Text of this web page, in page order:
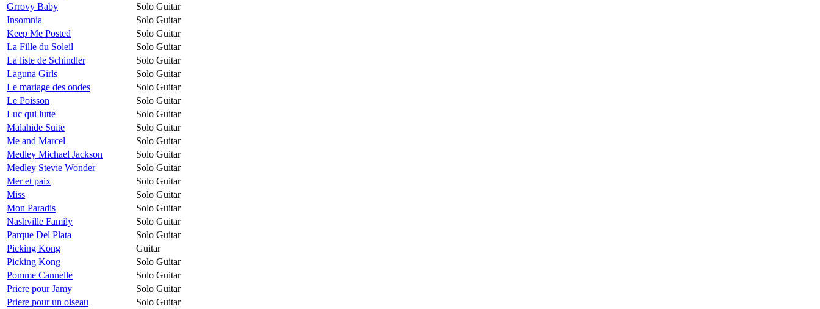
Grrovy Baby
Solo Guitar
Insomnia
Solo Guitar
Keep Me Posted
Solo Guitar
La Fille du Soleil
Solo Guitar
La liste de Schindler
Solo Guitar
Laguna Girls
Solo Guitar
Le mariage des ondes
Solo Guitar
Le Poisson
Solo Guitar
Luc qui lutte
Solo Guitar
Malahide Suite
Solo Guitar
Me and Marcel
Solo Guitar
Medley Michael Jackson
Solo Guitar
Medley Stevie Wonder
Solo Guitar
Mer et paix
Solo Guitar
Miss
Solo Guitar
Mon Paradis
Solo Guitar
Nashville Family
Solo Guitar
Parque Del Plata
Solo Guitar
Picking Kong
Guitar
Picking Kong
Solo Guitar
Pomme Cannelle
Solo Guitar
Priere pour Jamy
Solo Guitar
Priere pour un oiseau
Solo Guitar